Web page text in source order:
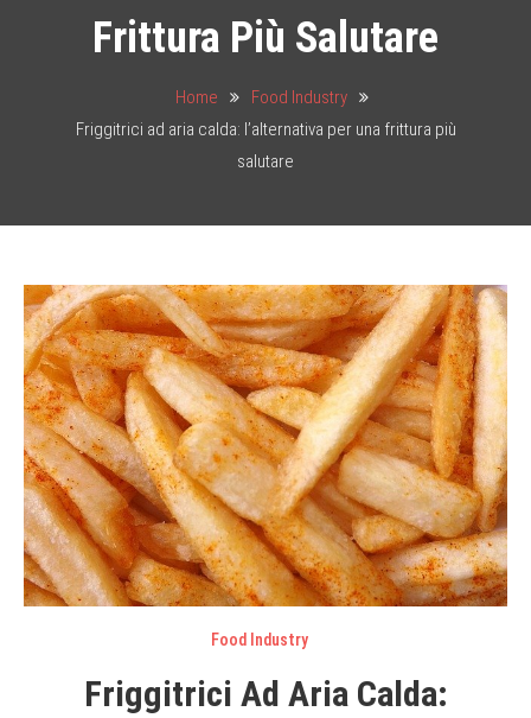
Frittura Più Salutare
Home
Food Industry
Friggitrici ad aria calda: l’alternativa per una frittura più
salutare
Food Industry
Friggitrici Ad Aria Calda: